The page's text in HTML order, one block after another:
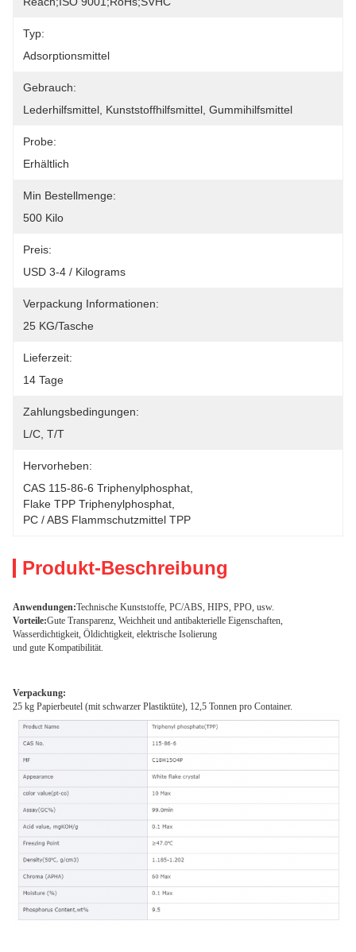
Typ:
Adsorptionsmittel
Gebrauch:
Lederhilfsmittel, Kunststoffhilfsmittel, Gummihilfsmittel
Probe:
Erhältlich
Min Bestellmenge:
500 Kilo
Preis:
USD 3-4 / Kilograms
Verpackung Informationen:
25 KG/Tasche
Lieferzeit:
14 Tage
Zahlungsbedingungen:
L/C, T/T
Hervorheben:
CAS 115-86-6 Triphenylphosphat
Flake TPP Triphenylphosphat
PC / ABS Flammschutzmittel TPP
Produkt-Beschreibung
Anwendungen:Technische Kunststoffe, PC/ABS, HIPS, PPO, usw.
Vorteile:Gute Transparenz, Weichheit und antibakterielle Eigenschaften,
Wasserdichtigkeit, Öldichtigkeit, elektrische Isolierung
und gute Kompatibilität.
Verpackung:
25 kg Papierbeutel (mit schwarzer Plastiktüte), 12,5 Tonnen pro Container.